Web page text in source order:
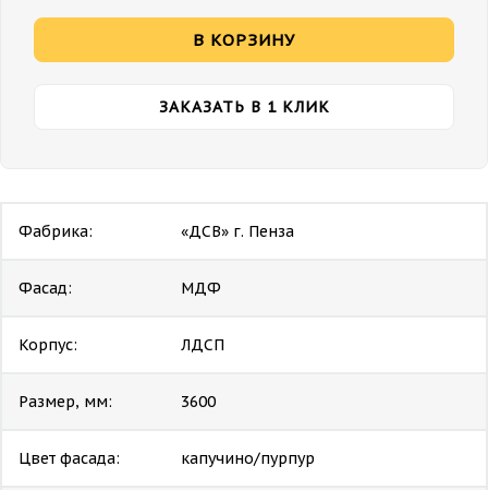
В КОРЗИНУ
ЗАКАЗАТЬ В 1 КЛИК
Фабрика: «ДСВ» г. Пенза
Фасад: МДФ
Корпус: ЛДСП
Размер, мм: 3600
Цвет фасада: капучино/пурпур